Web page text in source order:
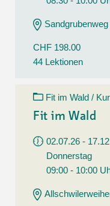
CHF 198.00
44 Lektionen
Fit im Wald /
Fit im Wald
02.07.26 -
Donnerstag
09:00 - 10:00